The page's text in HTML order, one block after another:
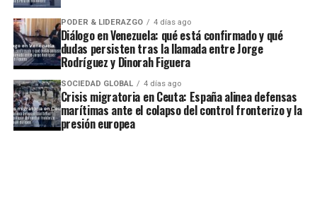
PODER & LIDERAZGO 4 días ago
Diálogo en Venezuela: qué está confirmado y qué
dudas persisten tras la llamada entre Jorge
Rodríguez y Dinorah Figuera
SOCIEDAD GLOBAL 4 días ago
Crisis migratoria en Ceuta: España alinea defensas
marítimas ante el colapso del control fronterizo y la
presión europea